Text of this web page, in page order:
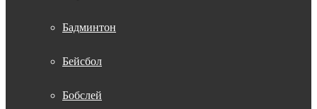
Бадминтон
Бейсбол
Бобслей